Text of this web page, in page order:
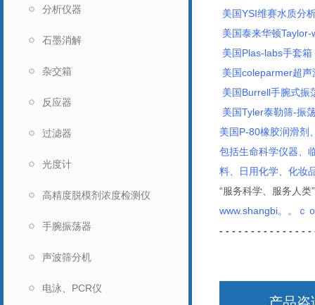
分析仪器
石墨消解
杂交箱
反应器
过滤器
光度计
高精度脱模剂浓度检测仪
手腕振荡器
声波筛分机
电泳、PCR仪
美国YSI维赛水质分
美国泰来华顿
美国Plas-labs手套箱
美国coleparmer超
美国Burrell手腕式振
美国Tyler泰勒筛-振
美国P-80橡胶润滑剂
包括生命科学仪器、
料、日用化学、化妆
“服务科学、服务人
www.shangbi。。ｃ
- - - - - - - - - - - - - - -